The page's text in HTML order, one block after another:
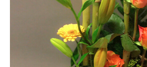
45€
à
55€